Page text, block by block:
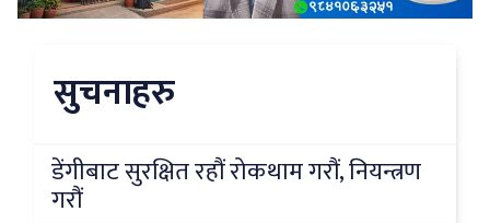
सुचनाहरु
डेंगीबाट सुरक्षित रहौं रोकथाम गरौं, नियन्त्रण
गरौं